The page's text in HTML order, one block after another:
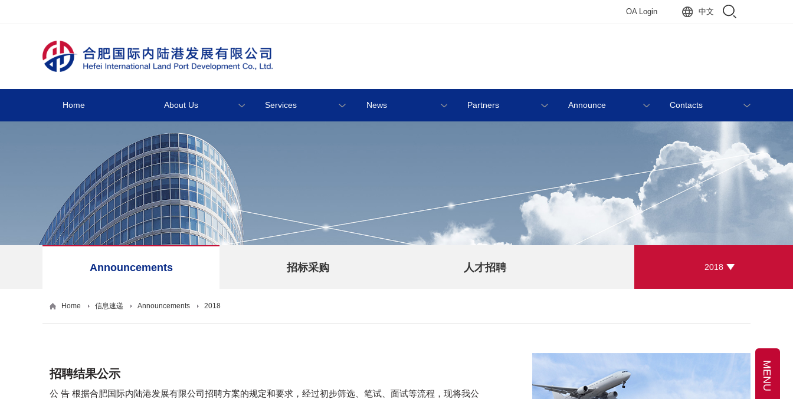
中文
OA Login
Home About Us Services News Partners Announce Contacts
Announcements 招标采购 人才招聘 2018
Home 信息速递 Announcements 2018
招聘结果公示
公 告 根据合肥国际内陆港发展有限公司招聘方案的规定和要求，经过初步筛选、笔试、面试等流程，现将我公
MENU